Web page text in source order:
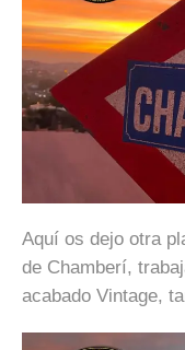
Aquí os dejo otra
de Chamberí,
acabado Vintage,